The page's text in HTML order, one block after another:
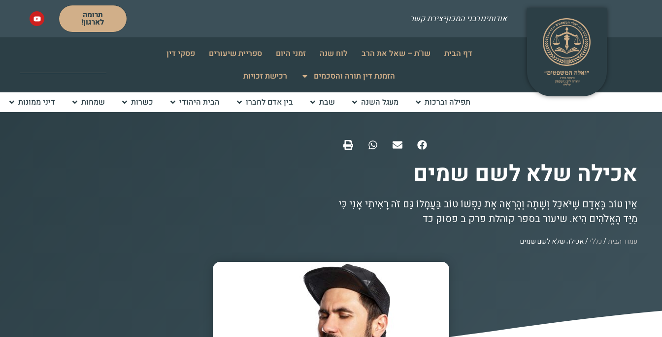
אודותינורבני המכוןיצירת קשר תרומה
לארגון!
דף הבית שו"ת – שאל את הרב לוח שנה זמני היום ספריית שיעורים
פסקי דין
הזמנת דין תורה והסכמים
רכישת זכויות
תפילה וברכות מעגל השנה שבת בין אדם לחברו הבית היהודי כשרות שמחות דיני ממונות
אכילה שלא לשם שמים
אֵין טוֹב בָּאָדָם שֶׁיֹּאכַל וְשָׁתָה וְהֶרְאָה אֶת נַפְשׁוֹ טוֹב בַּעֲמָלוֹ גַּם זֹה רָאִיתִי אָנִי כִּי
מִיַּד הָאֱלֹהִים הִיא. שיעור בספר קוהלת פרק ב פסוק כד
עמוד הבית/כללי/ אכילה שלא לשם שמים